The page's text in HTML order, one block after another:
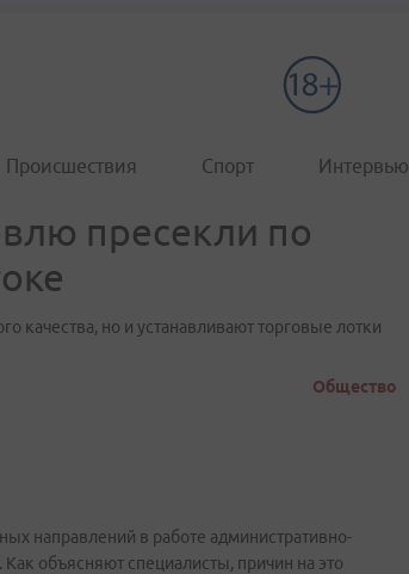
Происшествия Спорт Интервью
пресекли по
качества, но и устанавливают торговые лотки
Общество
направлений в работе административно-
объясняют специалисты, причин на это